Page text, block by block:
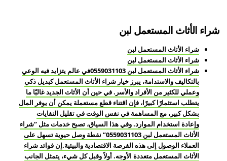
شراء الأثاث المستعمل لبن
شراء الأثاث المستعمل لبن
شراء الأثاث المستعمل لبن
شراء الأثاث المستعمل لبن 0559031103في عالم يتزايد فيه الوعي
بالتكاليف والاستدامة، يبرز خيار شراء الأثاث المستعمل كبديل ذكي
وعملي للكثير من الأفراد والأسر. في حين أن الأثاث الجديد غالبًا ما
يتطلب استثمارًا كبيرًا، فإن اقتناء قطع مستعملة يمكن أن يوفر المال
بشكل كبير، مع المساهمة في نفس الوقت في تقليل النفايات
وإعادة استخدام الموارد. وفي هذا السياق، تصبح خدمات مثل “شراء
الأثاث المستعمل لبن 0559031103” نقطة وصل حيوية تسهل على
العملاء الوصول إلى هذه الفرصة الاقتصادية والبيئية.إن فوائد شراء
الأثاث المستعمل متعددة الأوجه. أولاً وقبل كل شيء، يتمثل الجانب